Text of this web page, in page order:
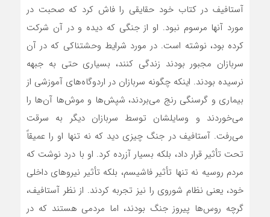
آستافیف در کتاب خود حقایقی را فاش کرد که صحبت در
مورد آنها مرسوم نبود. او از جنگی که دیده و در آن شرکت
کرده بود، نوشته است. در مورد شرایط وحشتناکی که در آن
سربازان مجبور بودند زندگی کنند، بسیاری حتی به جبهه
نرسیده بودند. اینکه چگونه سربازان در اردوگاه‌های آموزشی از
بیماری و گرسنگی رنج می‌بردند، شپش‌ها و موش‌ها آن‌ها را
می‌خوردند و وسایلشان توسط سربازان دیگر به سرقت
می‌رفت. آستافیف در جنگ چیزی دید که نه تنها او را عمیقاً
تحت تأثیر قرار داد، بلکه بسیار آزرده کرد. او با درد نوشت که
مردم روسیه نه تنها تأثیر فاشیسم، بلکه تأثیر نیروهای داخلی
خود، یعنی نظام شوروی را نیز تجربه کردند. از نظر آستافیف،
گرچه روس‌ها پیروز جنگ بودند، اما مردمی هستند که در